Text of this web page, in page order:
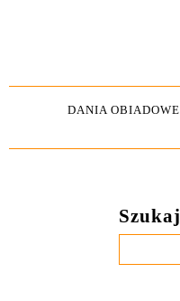
DANIA OBIADOWE
Szukaj